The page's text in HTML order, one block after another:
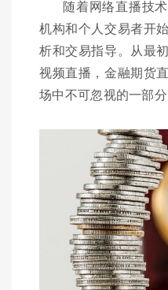
随着网络直播技
机构和个人交易者开
析和交易指导。从最
视频直播，金融期货
场中不可忽视的一部分